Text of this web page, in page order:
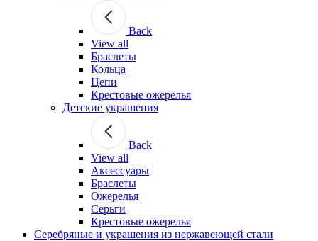
Back
View all
Браслеты
Кольца
Цепи
Крестовые ожерелья
Детские украшения
Back
View all
Аксессуары
Браслеты
Ожерелья
Серьги
Крестовые ожерелья
Серебряные и украшения из нержавеющей стали